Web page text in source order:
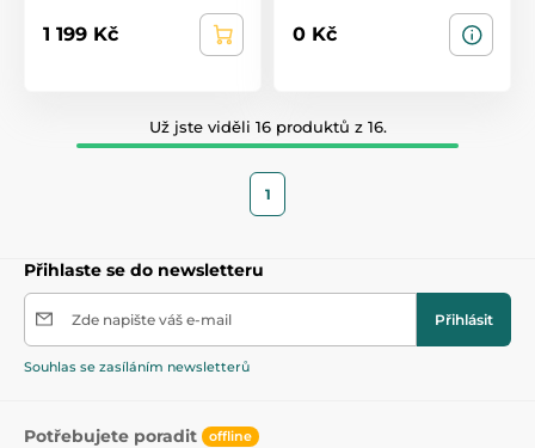
1 199 Kč 0 Kč
Už jste viděli 16 produktů z 16.
1
Přihlaste se do newsletteru
Zde napište váš e-mail Přihlásit
Souhlas se zasíláním newsletterů
Potřebujete poradit offline